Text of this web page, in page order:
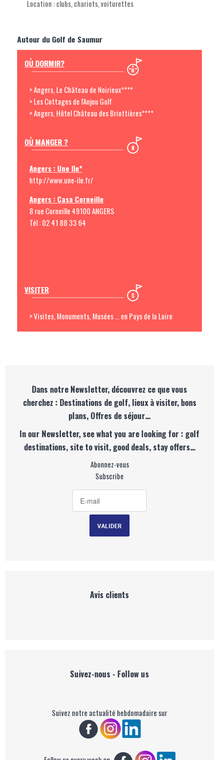
Location : clubs, chariots, voiturettes
Autour du Golf de Saumur
OÙ DORMIR?
> Angers, Le Château de Noirieux****
> Les Cottages de l'Anjou Golf
> Angers, Hôtel Château des Briottières****
OÙ MANGER ?
Angers : Une Ile*
http://www.une-ile.fr/
Angers : Casa Corneille
8 rue Corneille 49100 ANGERS
Tél : 02 41 88 33 64
VISITER
> Visites, Monuments, Musées ... en Pays de la Loire
Dans notre Newsletter, découvrez ce que vous
cherchez : Destinations de golf, lieux à visiter, bons
plans, Offres de séjour…
In our Newsletter, see what you are looking for : golf
destinations, site to visit, good deals, stay offers…
Abonnez-vous
Subscribe
Avis clients
Suivez-nous - Follow us
Suivez notre actualité hebdomadaire sur